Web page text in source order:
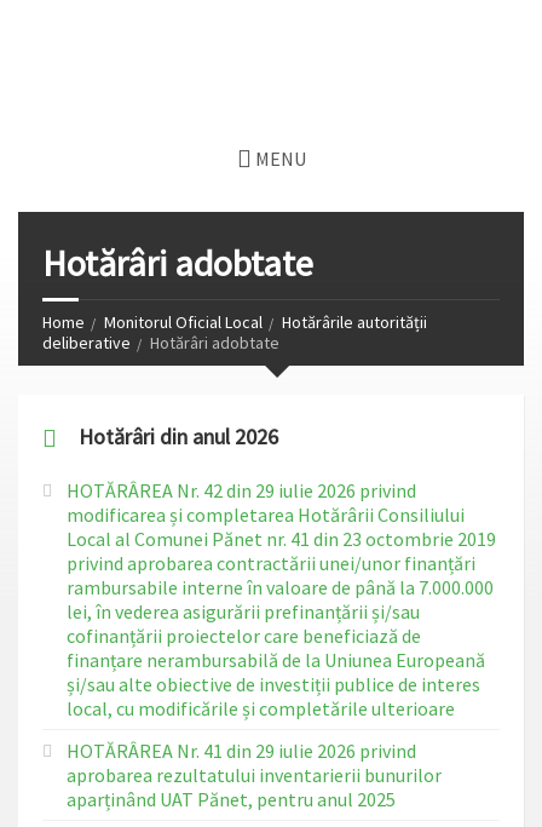
MENU
Hotărâri adobtate
Home Monitorul Oficial Local
Hotărârile autorității
deliberative
Hotărâri adobtate
Hotărâri din anul 2026
HOTĂRÂREA Nr. 42 din 29 iulie 2026 privind
modificarea și completarea Hotărârii Consiliului
Local al Comunei Pănet nr. 41 din 23 octombrie 2019
privind aprobarea contractării unei/unor finanțări
rambursabile interne în valoare de până la 7.000.000
lei, în vederea asigurării prefinanțării și/sau
cofinanțării proiectelor care beneficiază de
finanțare nerambursabilă de la Uniunea Europeană
și/sau alte obiective de investiții publice de interes
local, cu modificările și completările ulterioare
HOTĂRÂREA Nr. 41 din 29 iulie 2026 privind
aprobarea rezultatului inventarierii bunurilor
aparținând UAT Pănet, pentru anul 2025